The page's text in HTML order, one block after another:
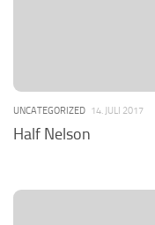
UNCATEGORIZED 14. JULI 2017
Half Nelson